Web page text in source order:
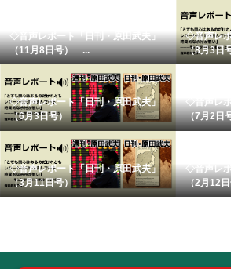
◇音声レポート「日刊・原田武夫」
（11月8日号） ...
◇音声レ
（8月3日
◇音声レポート「日刊・原田武夫」
（6月3日号）
◇音声レ
（7月2日
◇音声レポート「日刊・原田武夫」
（3月11日号）
◇音声レ
（2月12